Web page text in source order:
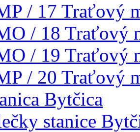
/ 17 Traťový
/ 18 Traťový
/ 19 Traťový
/ 20 Traťový
Bytčica
stanice